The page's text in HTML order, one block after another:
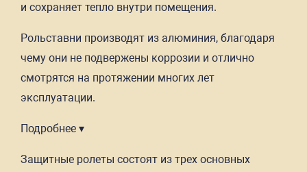
и сохраняет тепло внутри помещения.
Рольставни производят из алюминия, благодаря
чему они не подвержены коррозии и отлично
смотрятся на протяжении многих лет
эксплуатации.
Подробнее ▾
Защитные ролеты состоят из трех основных